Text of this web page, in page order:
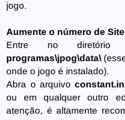
jogo.
Aumente o número de
Entre no diretório
programas\jpog\data\
onde o jogo é instalado).
Abra o arquivo
ou em qualquer outro
atenção, é altamente